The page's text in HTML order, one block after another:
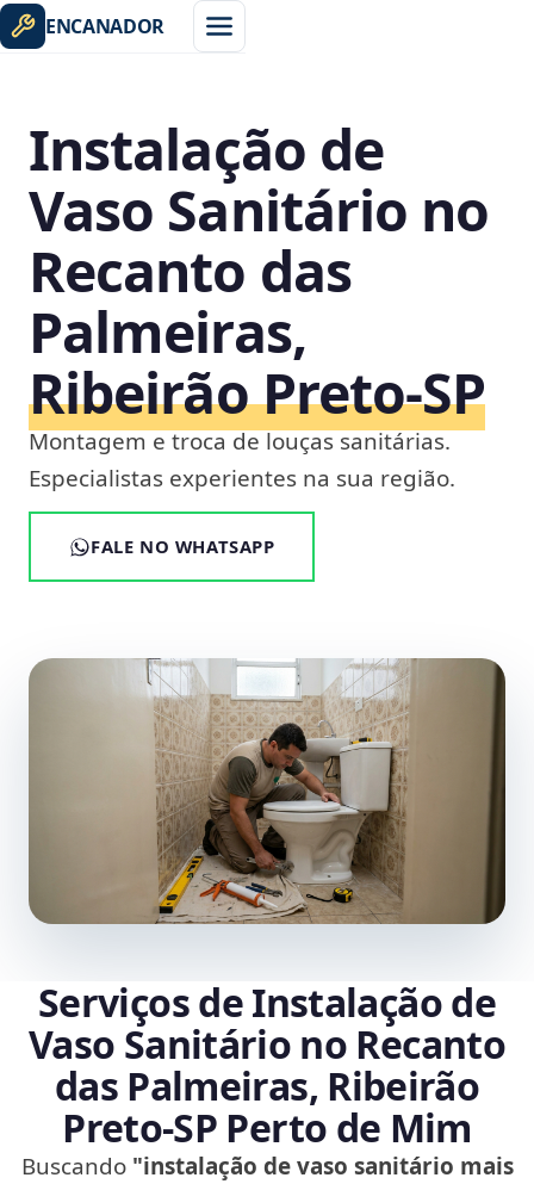
ENCANADOR
Instalação de
Vaso Sanitário no
Recanto das
Palmeiras,
Ribeirão Preto‑SP
Montagem e troca de louças sanitárias.
Especialistas experientes na sua região.
FALE NO WHATSAPP
Serviços de Instalação de
Vaso Sanitário no Recanto
das Palmeiras, Ribeirão
Preto‑SP Perto de Mim
Buscando "instalação de vaso sanitário mais